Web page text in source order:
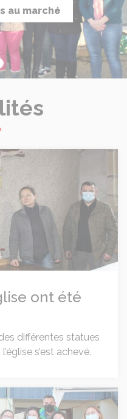
au marché
ont été
différentes statues
s’est achevé.